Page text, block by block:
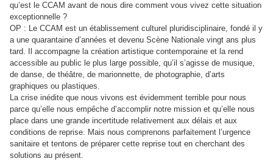
qu’est le CCAM avant de nous dire comment vous vivez cette situation
exceptionnelle ?
OP : Le CCAM est un établissement culturel pluridisciplinaire, fondé il y
a une quarantaine d’années et devenu Scène Nationale vingt ans plus
tard. Il accompagne la création artistique contemporaine et la rend
accessible au public le plus large possible, qu’il s’agisse de musique,
de danse, de théâtre, de marionnette, de photographie, d’arts
graphiques ou plastiques.
La crise inédite que nous vivons est évidemment terrible pour nous
parce qu’elle nous empêche d’accomplir notre mission et qu’elle nous
place dans une grande incertitude relativement aux délais et aux
conditions de reprise. Mais nous comprenons parfaitement l’urgence
sanitaire et tentons de préparer cette reprise tout en cherchant des
solutions au présent.